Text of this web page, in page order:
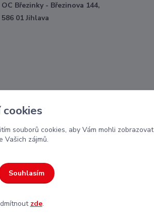
OC Březinky - Březinova 144,
586 01 Jihlava
souborů cookies, aby Vám mohli zobrazovat
Vašich zájmů.
Souhlasím
zde.